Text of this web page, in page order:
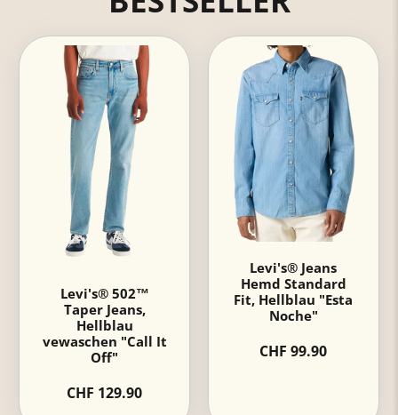
Levi's® 502™
Taper Jeans,
Hellblau
vewaschen "Call It
Off"
CHF 129.90
Levi's® Jeans
Hemd Standard
Fit, Hellblau "Esta
Noche"
CHF 99.90